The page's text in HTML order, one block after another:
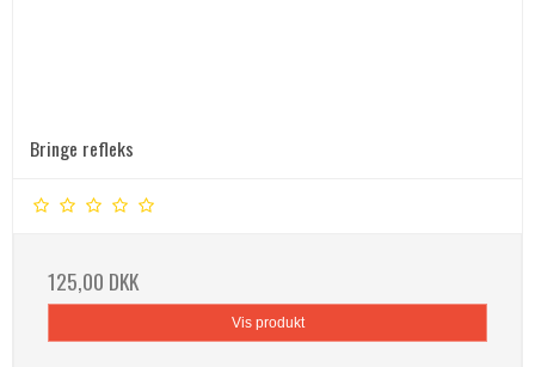
Bringe refleks
125,00 DKK
Vis produkt